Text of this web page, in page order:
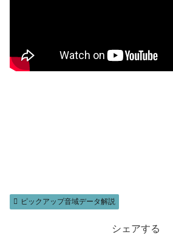
ピックアップ音域データ解説
シェアする